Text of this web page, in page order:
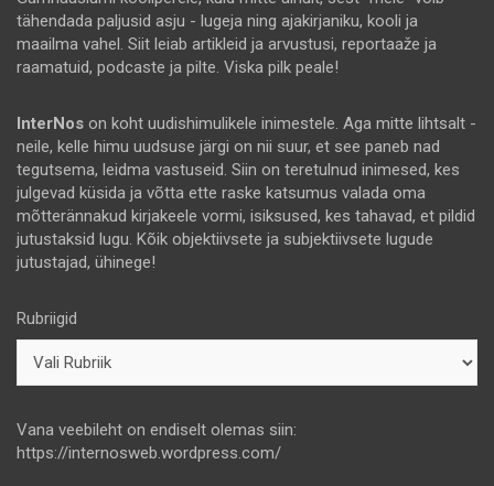
tähendada paljusid asju - lugeja ning ajakirjaniku, kooli ja
maailma vahel. Siit leiab artikleid ja arvustusi, reportaaže ja
raamatuid, podcaste ja pilte. Viska pilk peale!
InterNos on koht uudishimulikele inimestele. Aga mitte lihtsalt -
neile, kelle himu uudsuse järgi on nii suur, et see paneb nad
tegutsema, leidma vastuseid. Siin on teretulnud inimesed, kes
julgevad küsida ja võtta ette raske katsumus valada oma
mõtterännakud kirjakeele vormi, isiksused, kes tahavad, et pildid
jutustaksid lugu. Kõik objektiivsete ja subjektiivsete lugude
jutustajad, ühinege!
Rubriigid
Vana veebileht on endiselt olemas siin:
https://internosweb.wordpress.com/